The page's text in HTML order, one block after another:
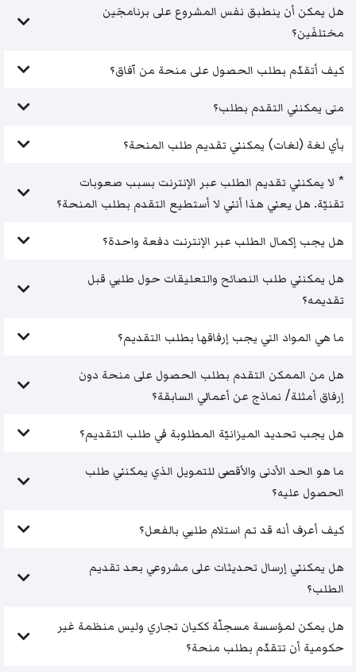
هل يمكن أن ينطبق نفس المشروع على برنامجَين
مختلفَين؟
كيف أتقدّم بطلب الحصول على منحة من آفاق؟
متى يمكنني التقدم بطلب؟
بأي لغة (لغات) يمكنني تقديم طلب المنحة؟
* لا يمكنني تقديم الطلب عبر الإنترنت بسبب صعوبات
تقنيّة. هل يعني هذا أنني لا أستطيع التقدم بطلب المنحة؟
هل يجب إكمال الطلب عبر الإنترنت دفعة واحدة؟
هل يمكنني طلب النصائح والتعليقات حول طلبي قبل
تقديمه؟
ما هي المواد التي يجب إرفاقها بطلب التقديم؟
هل من الممكن التقدم بطلب الحصول على منحة دون
إرفاق أمثلة/ نماذج عن أعمالي السابقة؟
هل يجب تحديد الميزانيّة المطلوبة في طلب التقديم؟
ما هو الحد الأدنى والأقصى للتمويل الذي يمكنني طلب
الحصول عليه؟
كيف أعرف أنه قد تم استلام طلبي بالفعل؟
هل يمكنني إرسال تحديثات على مشروعي بعد تقديم
الطلب؟
هل يمكن لمؤسسة مسجلّة ككيان تجاري وليس منظمة غير
حكومية أن تتقدّم بطلب منحة؟